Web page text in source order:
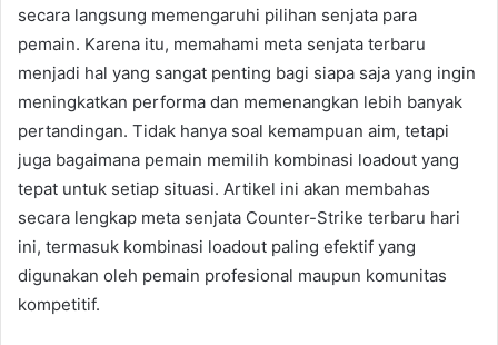
secara langsung memengaruhi pilihan senjata para
pemain. Karena itu, memahami meta senjata terbaru
menjadi hal yang sangat penting bagi siapa saja yang ingin
meningkatkan performa dan memenangkan lebih banyak
pertandingan. Tidak hanya soal kemampuan aim, tetapi
juga bagaimana pemain memilih kombinasi loadout yang
tepat untuk setiap situasi. Artikel ini akan membahas
secara lengkap meta senjata Counter-Strike terbaru hari
ini, termasuk kombinasi loadout paling efektif yang
digunakan oleh pemain profesional maupun komunitas
kompetitif.